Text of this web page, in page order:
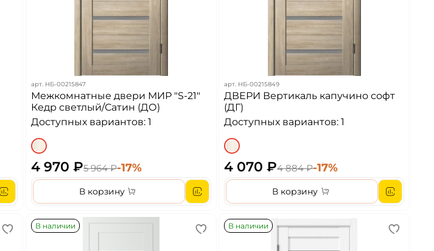
арт. НБ-00215847
Межкомнатные двери МИР "S-21"
Кедр светлый/Сатин (ДО)
Доступных вариантов: 1
4 970 ₽5 964 ₽-17%
В корзину
арт. НБ-00215849
ДВЕРИ Вертикаль капучино софт
(ДГ)
Доступных вариантов: 1
4 070 ₽4 884 ₽-17%
В корзину
В наличии В наличии